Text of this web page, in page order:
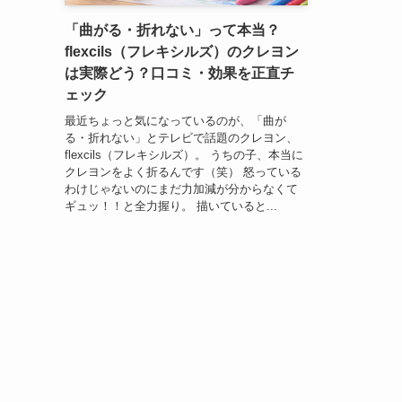
「曲がる・折れない」って本当？
flexcils（フレキシルズ）のクレヨン
は実際どう？口コミ・効果を正直チ
ェック
最近ちょっと気になっているのが、「曲が
る・折れない」とテレビで話題のクレヨン、
flexcils（フレキシルズ）。 うちの子、本当に
クレヨンをよく折るんです（笑） 怒っている
わけじゃないのにまだ力加減が分からなくて
ギュッ！！と全力握り。 描いていると...